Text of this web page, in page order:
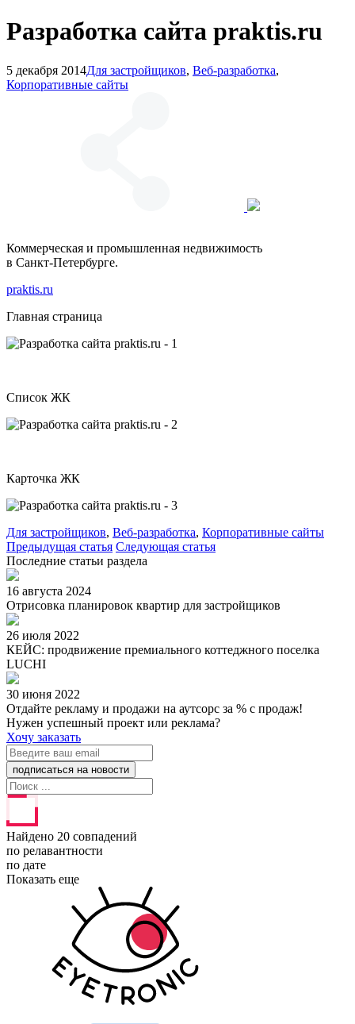
Разработка сайта praktis.ru
5 декабря 2014Для застройщиков, Веб-разработка,
Корпоративные сайты
Коммерческая и промышленная недвижимость
в Санкт-Петербурге.
praktis.ru
Главная страница
Список ЖК
Карточка ЖК
Для застройщиков, Веб-разработка, Корпоративные сайты
Предыдущая статья Следующая статья
Последние статьи раздела
16 августа 2024
Отрисовка планировок квартир для застройщиков
26 июля 2022
КЕЙС: продвижение премиального коттеджного поселка
LUCHI
30 июня 2022
Отдайте рекламу и продажи на аутсорс за % с продаж!
Нужен успешный проект или реклама?
Хочу заказать
Найдено 20 совпадений
по релавантности
по дате
Показать еще